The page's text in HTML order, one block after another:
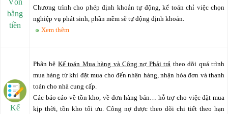
Vốn
bằng
tiền
Chương trình cho phép định khoản tự động, kế toán chỉ việc chọn
nghiệp vụ phát sinh, phần mềm sẽ tự động định khoản.
Xem thêm
Kế
Phân hệ Kế toán Mua hàng và Công nợ Phải trả theo dõi quá trình
mua hàng từ khi đặt mua cho đến nhận hàng, nhận hóa đơn và thanh
toán cho nhà cung cấp.
Các báo cáo về tồn kho, về đơn hàng bán… hỗ trợ cho việc đặt mua
kịp thời, tồn kho tối ưu. Công nợ được theo dõi chi tiết theo hạn